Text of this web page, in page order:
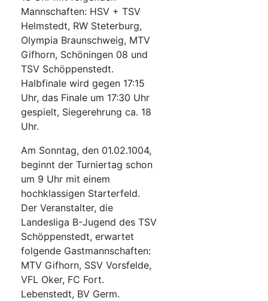
Mannschaften: HSV + TSV
Helmstedt, RW Steterburg,
Olympia Braunschweig, MTV
Gifhorn, Schöningen 08 und
TSV Schöppenstedt.
Halbfinale wird gegen 17:15
Uhr, das Finale um 17:30 Uhr
gespielt, Siegerehrung ca. 18
Uhr.
Am Sonntag, den 01.02.1004,
beginnt der Turniertag schon
um 9 Uhr mit einem
hochklassigen Starterfeld.
Der Veranstalter, die
Landesliga B-Jugend des TSV
Schöppenstedt, erwartet
folgende Gastmannschaften:
MTV Gifhorn, SSV Vorsfelde,
VFL Oker, FC Fort.
Lebenstedt, BV Germ.